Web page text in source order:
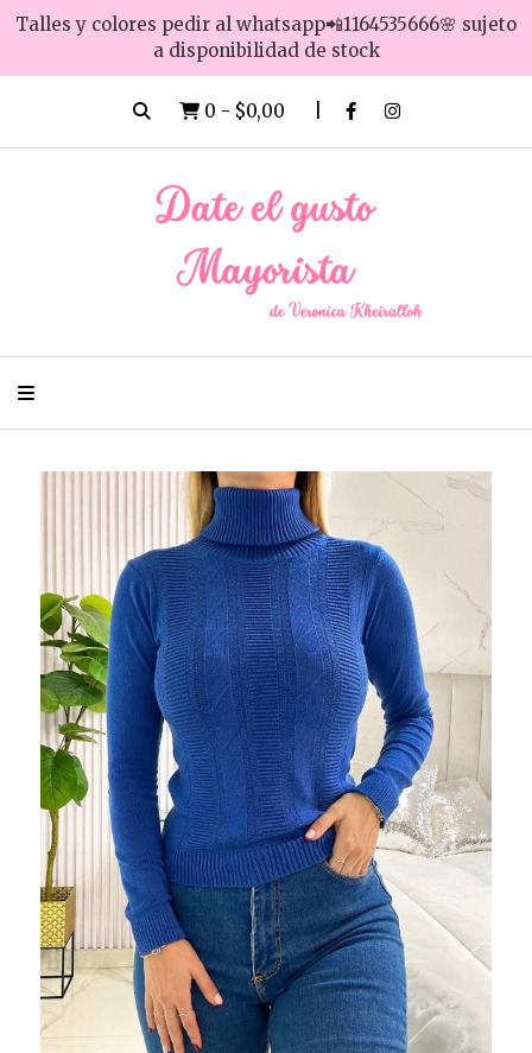
Talles y colores pedir al whatsapp📲1164535666🌸 sujeto
a disponibilidad de stock
0 - $0,00